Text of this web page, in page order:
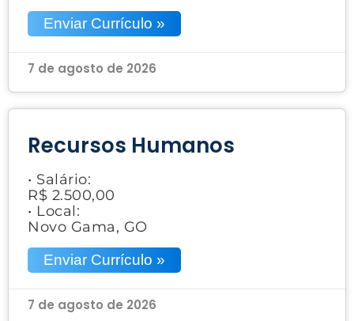
Enviar Currículo »
7 de agosto de 2026
Recursos Humanos
• Salário:
R$ 2.500,00
• Local:
Novo Gama, GO
Enviar Currículo »
7 de agosto de 2026